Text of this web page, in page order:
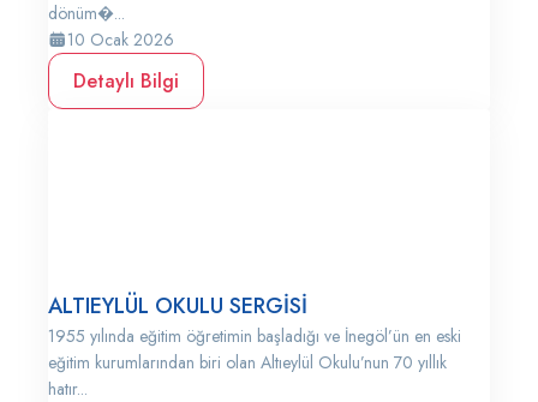
dönüm�...
10 Ocak 2026
Detaylı Bilgi
ALTIEYLÜL OKULU SERGİSİ
1955 yılında eğitim öğretimin başladığı ve İnegöl’ün en eski
eğitim kurumlarından biri olan Altıeylül Okulu’nun 70 yıllık
hatır...